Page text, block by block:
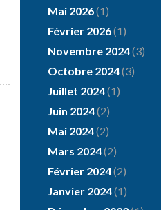
Mai 2026(1)
Février 2026(1)
Novembre 2024(3)
Octobre 2024(3)
Juillet 2024(1)
Juin 2024(2)
Mai 2024(2)
Mars 2024(2)
Février 2024(2)
Janvier 2024(1)